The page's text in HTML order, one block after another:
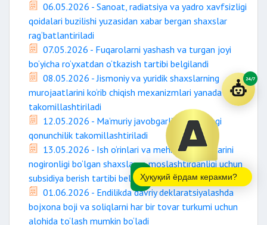
06.05.2026 - Sanoat, radiatsiya va yadro xavfsizligi
qoidalari buzilishi yuzasidan xabar bergan shaxslar
rag‘batlantiriladi
07.05.2026 - Fuqarolarni yashash va turgan joyi
bo‘yicha ro‘yxatdan o‘tkazish tartibi belgilandi
08.05.2026 - Jismoniy va yuridik shaxslarning
murojaatlarini ko‘rib chiqish mexanizmlari yanada
takomillashtiriladi
12.05.2026 - Ma’muriy javobgarlik to‘g‘risidagi
qonunchilik takomillashtiriladi
13.05.2026 - Ish o‘rinlari va mehnat sharoitlarini
nogironligi bo‘lgan shaxslarga moslashtirganligi uchun
subsidiya berish tartibi belgilandi
01.06.2026 - Endilikda davriy deklaratsiyalashda
bojxona boji va soliqlarni har bir tovar turkumi uchun
alohida to‘lash mumkin bo‘ladi
Ҳуқуқий ёрдам керакми?
24/7